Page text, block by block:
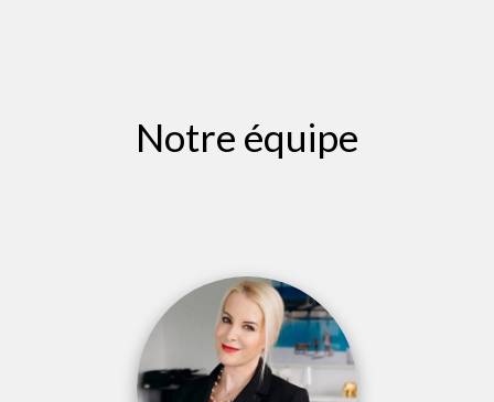
Notre équipe